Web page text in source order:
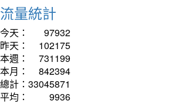
流量統計
今天：
97932
昨天：
102175
本週：
731199
本月：
842394
總計： 33045871
平均：
9936